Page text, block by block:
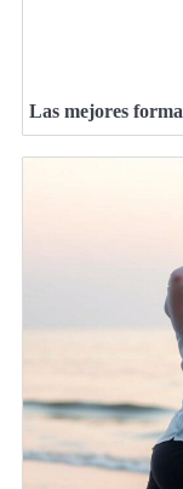
Las mejores